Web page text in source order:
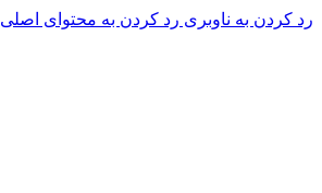
رد کردن به ناوبری رد کردن به محتوای اصلی